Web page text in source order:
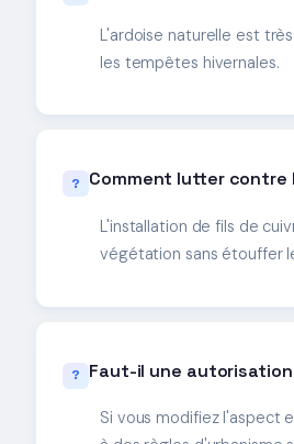
L'ardoise naturelle est
les tempêtes hivernales.
Comment lutter contre
L'installation de fils de
végétation sans étouffer
Faut-il une
Si vous modifiez l'aspect